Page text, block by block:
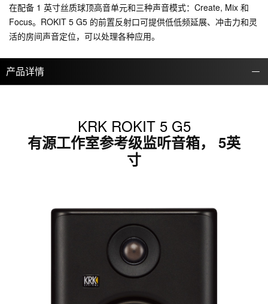
在配备 1 英寸丝质球顶高音单元和三种声音模式：Create, Mix 和
Focus。ROKIT 5 G5 的前置反射口可提供低低频延展、冲击力和灵
活的房间声音定位，可以处理各种应用。
产品详情
KRK ROKIT 5 G5
有源工作室参考级监听音箱， 5英
寸